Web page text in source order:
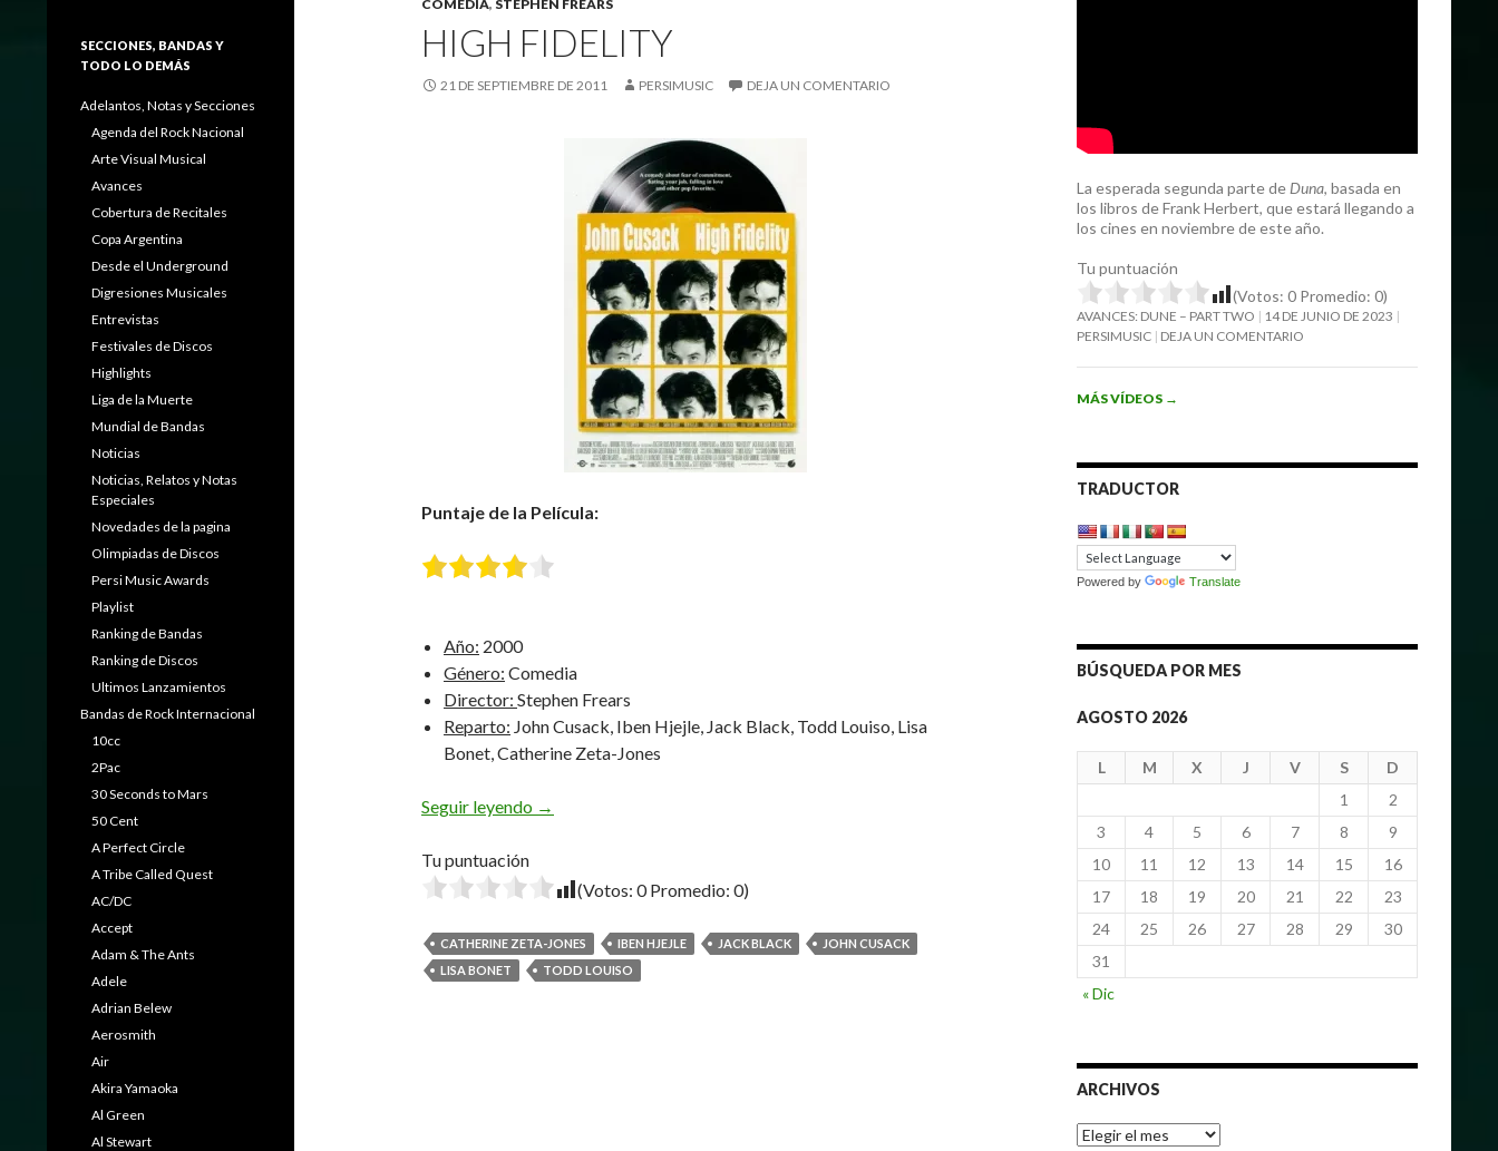
COMEDIA, STEPHEN FREARS
HIGH FIDELITY
21 DE SEPTIEMBRE DE 2011 PERSIMUSIC DEJA UN COMENTARIO
Puntaje de la Película:
Año: 2000
Género: Comedia
Director: Stephen Frears
Reparto: John Cusack, Iben Hjejle, Jack Black, Todd Louiso, Lisa
Bonet, Catherine Zeta-Jones
Seguir leyendo High Fidelity
→
Tu puntuación
(Votos: 0Promedio: 0)
CATHERINE ZETA-JONES IBEN HJEJLE JACK BLACK
JOHN CUSACK
LISA BONET
TODD LOUISO
La esperada segunda parte de Duna, basada en
los libros de Frank Herbert, que estará llegando a
los cines en noviembre de este año.
Tu puntuación
(Votos: 0 Promedio: 0)
AVANCES: DUNE – PART TWO
14 DE JUNIO DE 2023
PERSIMUSIC DEJA UN COMENTARIO
MÁS VÍDEOS →
TRADUCTOR
Powered by Translate
BÚSQUEDA POR MES
AGOSTO 2026
L M X J V S
D
1
2
3
4 5 6 7 8
9
10
11 12 13 14 15
16
17
18 19 20 21 22
23
24
25 26 27 28 29
30
31
« Dic
ARCHIVOS
Archivos
SECCIONES, BANDAS Y
TODO LO DEMÁS
Adelantos, Notas y Secciones
Agenda del Rock Nacional
Arte Visual Musical
Avances
Cobertura de Recitales
Copa Argentina
Desde el Underground
Digresiones Musicales
Entrevistas
Festivales de Discos
Highlights
Liga de la Muerte
Mundial de Bandas
Noticias
Noticias, Relatos y Notas
Especiales
Novedades de la pagina
Olimpiadas de Discos
Persi Music Awards
Playlist
Ranking de Bandas
Ranking de Discos
Ultimos Lanzamientos
Bandas de Rock Internacional
10cc
2Pac
30 Seconds to Mars
50 Cent
A Perfect Circle
A Tribe Called Quest
AC/DC
Accept
Adam & The Ants
Adele
Adrian Belew
Aerosmith
Air
Akira Yamaoka
Al Green
Al Stewart